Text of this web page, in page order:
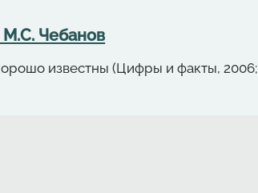
М.С. Чебанов
известны (Цифры и факты, 2006;